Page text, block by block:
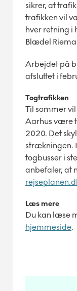
sikrer, at
trafikken vil
hver retning i
Blædel
Arbejdet på
afsluttet i
Togtrafikken
Til sommer
Aarhus være
2020. Det
strækningen.
togbusser i
anbefaler, at
Læs mere
Du kan læse
hjemmeside.